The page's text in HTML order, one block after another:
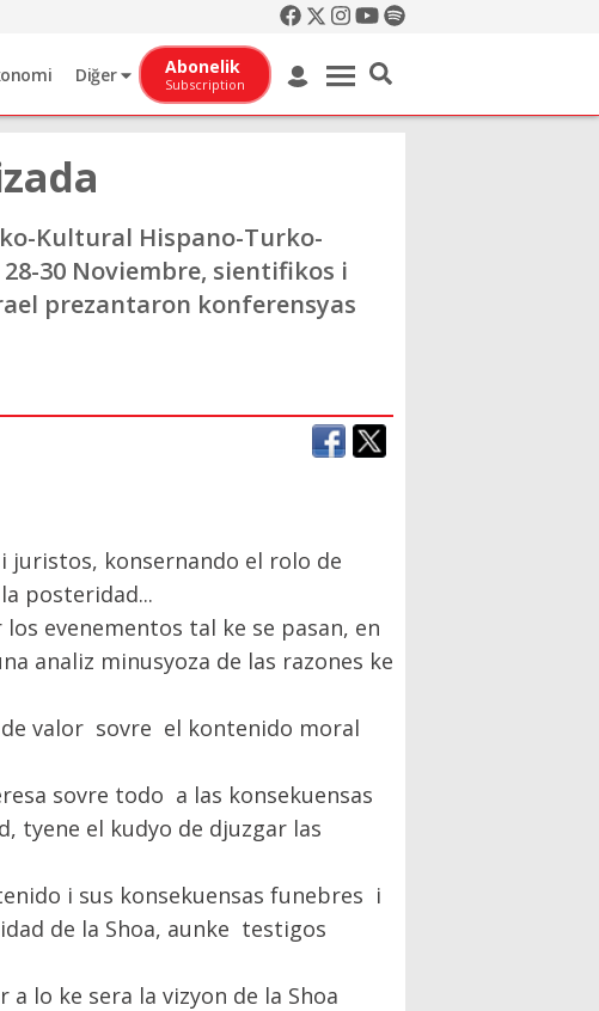
Diğer Abonelik
Subscription
Kultural Hispano-Turko-
30 Noviembre, sientifikos i
prezantaron konferensyas
juristos, konsernando el rolo de
posteridad...
evenementos tal ke se pasan, en
analiz minusyoza de las razones ke
valor sovre el kontenido moral
sovre todo a las konsekuensas
tyene el kudyo de djuzgar las
i sus konsekuensas funebres i
de la Shoa, aunke testigos
lo ke sera la vizyon de la Shoa